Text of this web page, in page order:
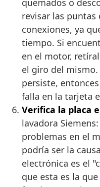
quemados o
revisar las puntas
conexiones, ya
tiempo. Si
en el motor,
el giro del
persiste,
falla en la tarjeta
Verifica la placa
lavadora
problemas en el
podría ser la
electrónica es el
que esta es la